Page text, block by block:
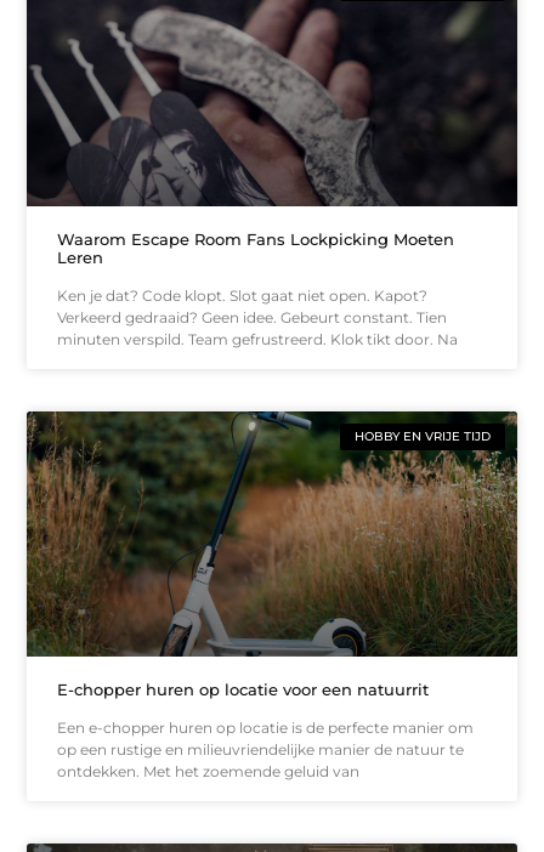
Waarom Escape Room Fans Lockpicking Moeten
Leren
Ken je dat? Code klopt. Slot gaat niet open. Kapot?
Verkeerd gedraaid? Geen idee. Gebeurt constant. Tien
minuten verspild. Team gefrustreerd. Klok tikt door. Na
HOBBY EN VRIJE TIJD
E-chopper huren op locatie voor een natuurrit
Een e-chopper huren op locatie is de perfecte manier om
op een rustige en milieuvriendelijke manier de natuur te
ontdekken. Met het zoemende geluid van